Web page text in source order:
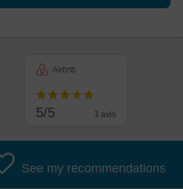
Airbnb
5/5 3 avis
See my recommendations